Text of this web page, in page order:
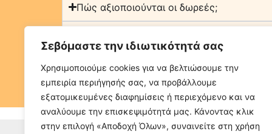
Σεβόμαστε την ιδιωτικότητά σας
Χρησιμοποιούμε cookies για να βελτιώσουμε την
εμπειρία περιήγησής σας, να προβάλλουμε
εξατομικευμένες διαφημίσεις ή περιεχόμενο και να
αναλύουμε την επισκεψιμότητά μας. Κάνοντας κλικ
στην επιλογή «Αποδοχή Όλων», συναινείτε στη χρήση
Πώς αξιοποιούνται οι δωρεές;
Τι γίνεται αν βρίσκομαι σε άλλη χώρα;